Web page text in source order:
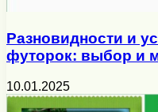
Разновидности и
футорок: выбор и
10.01.2025